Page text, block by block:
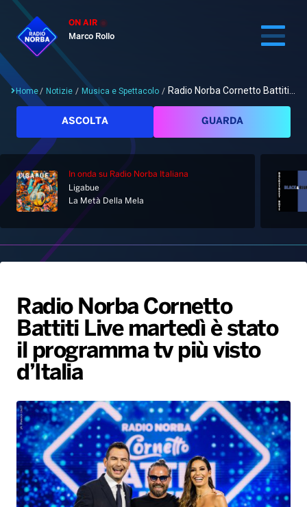
ON AIR
Marco Rollo
Cerca
Home
Palinsesto
Hit Dance
Giochi&Concorsi
PALATOUR
Notizie
Locali
Musica e Spettacolo
Sport
Leggerissime
Playlist
Generale
Novità
Notiziario
Interviste
Speciale Astrabilia 2026
Gallery
Radio Norba News TV
Voce al Bari
Gallery
Home/ Notizie / Musica e Spettacolo / Radio Norba Cornetto Battiti...
ASCOLTA GUARDA
In onda su Radio Norba Italiana
Ligabue
La Metà Della Mela
Radio Norba Cornetto
Battiti Live martedì è stato
il programma tv più visto
d’Italia